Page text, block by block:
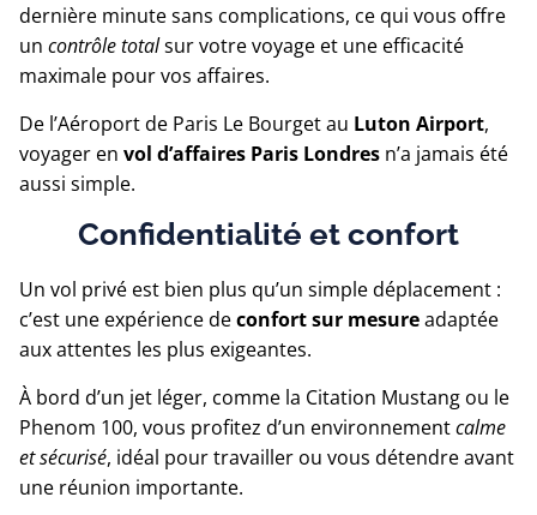
dernière minute sans complications, ce qui vous offre
un contrôle totalsur votre voyage et une efficacité
maximale pour vos affaires.
De l’Aéroport de Paris Le Bourget au Luton Airport,
voyager en vol d’affaires Paris Londres n’a jamais été
aussi simple.
Confidentialité et confort
Un vol privé est bien plus qu’un simple déplacement :
c’est une expérience deconfort sur mesureadaptée
aux attentes les plus exigeantes.
À bord d’un jet léger, comme la Citation Mustang ou le
Phenom 100, vous profitez d’un environnementcalme
et sécurisé, idéal pour travailler ou vous détendre avant
une réunion importante.